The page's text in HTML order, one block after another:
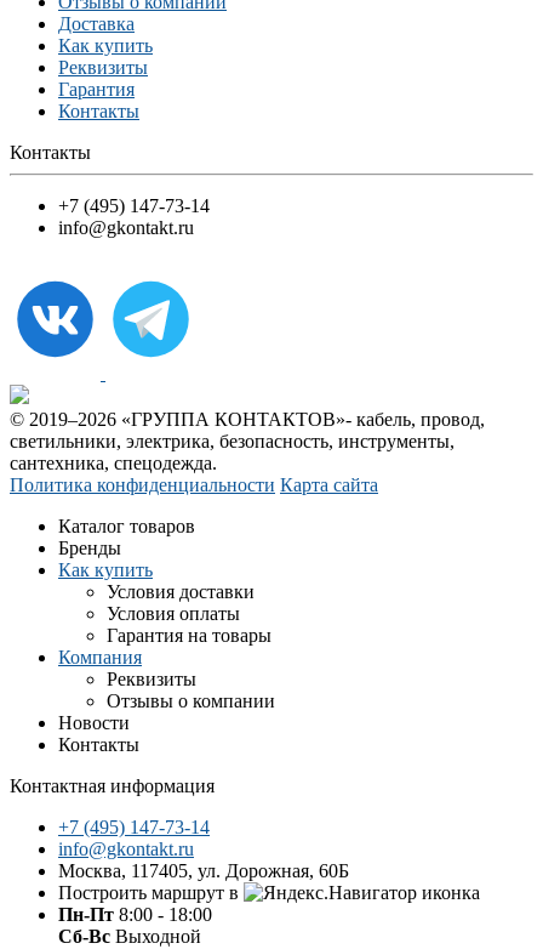
Доставка
Как купить
Реквизиты
Гарантия
Контакты
Контакты
+7 (495) 147-73-14
info@gkontakt.ru
© 2019–2026 «ГРУППА КОНТАКТОВ»- кабель, провод,
светильники, электрика, безопасность, инструменты,
сантехника, спецодежда.
Политика конфиденциальности Карта сайта
Каталог товаров
Бренды
Как купить
Условия доставки
Условия оплаты
Гарантия на товары
Компания
Реквизиты
Отзывы о компании
Новости
Контакты
Контактная информация
+7 (495) 147-73-14
info@gkontakt.ru
Москва, 117405, ул. Дорожная, 60Б
Построить маршрут в
Пн-Пт 8:00 - 18:00
Сб-Вс Выходной